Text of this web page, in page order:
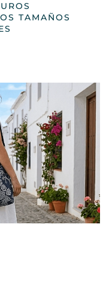
TAMAÑOS